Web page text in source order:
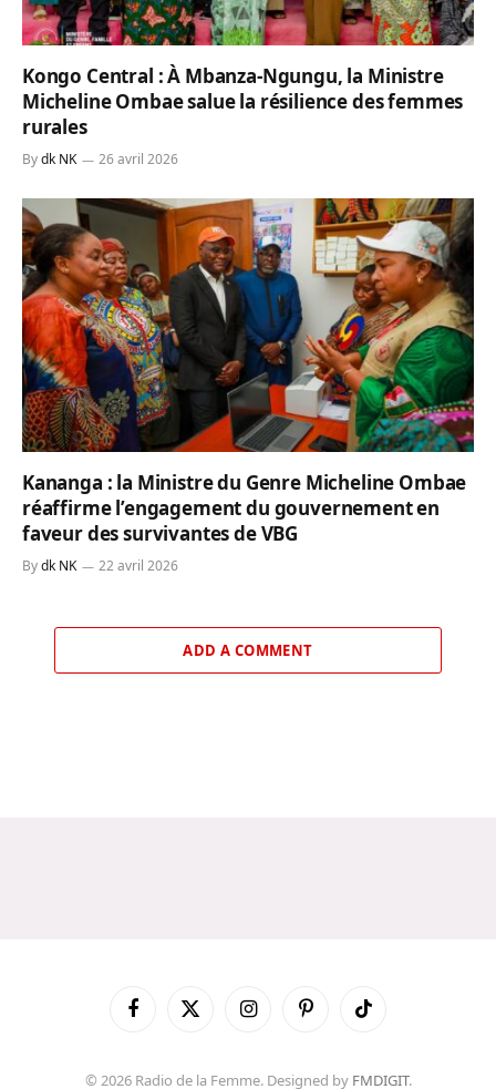
Kongo Central : À Mbanza-Ngungu, la Ministre
Micheline Ombae salue la résilience des femmes
rurales
Bydk NK 26 avril 2026
Kananga : la Ministre du Genre Micheline Ombae
réaffirme l’engagement du gouvernement en
faveur des survivantes de VBG
Bydk NK 22 avril 2026
ADD A COMMENT
FacebookX
InstagramPinterestTikTok
© 2026 Radio de la Femme. Designed by FMDIGIT.